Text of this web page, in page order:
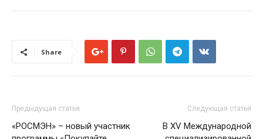
Share
Предыдущая статья
«РОСМЭН» – новый участник
Следующая статья
В XV Международной